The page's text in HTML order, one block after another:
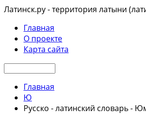
Латинск.ру - территория латыни
Главная
О проекте
Карта сайта
Главная
Ю
Русско - латинский словарь -